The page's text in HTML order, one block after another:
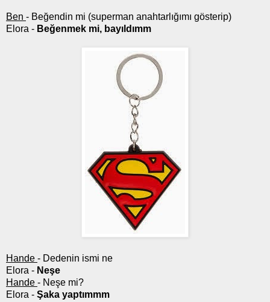
Ben - Beğendin mi (superman anahtarlığımı gösterip)
Elora - Beğenmek mi, bayıldımm
Hande - Dedenin ismi ne
Elora - Neşe
Hande - Neşe mi?
Elora - Şaka yaptımmm